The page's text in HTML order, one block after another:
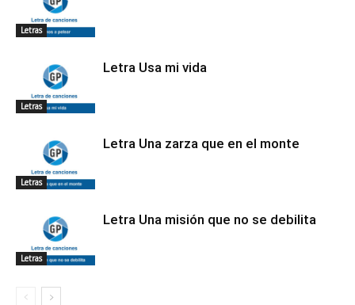
Letras
Letras
Letra Usa mi vida
Letras
Letra Una zarza que en el monte
Letras
Letra Una misión que no se debilita